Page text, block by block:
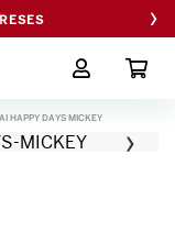
›
HAPPY DAYS MICKEY
›